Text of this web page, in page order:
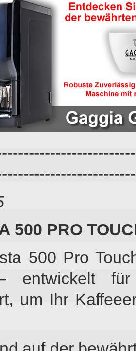
500 PRO
500 Pro
entwickelt für
um Ihr